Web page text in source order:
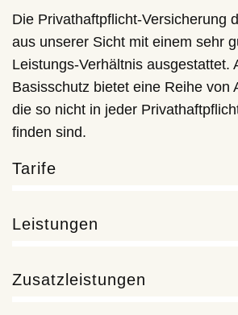
Die Privathaftpflicht-Versicherung
aus unserer Sicht mit einem sehr
Leistungs-Verhältnis ausgestattet.
Basisschutz bietet eine Reihe von
die so nicht in jeder
finden sind.
Tarife
Leistungen
Zusatzleistungen